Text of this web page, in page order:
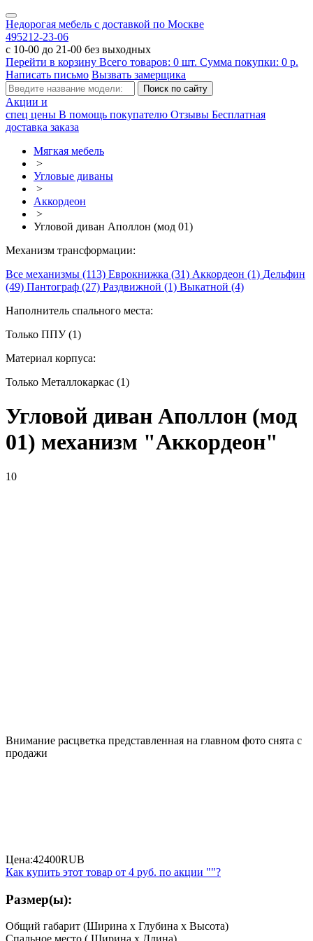
Недорогая мебель с доставкой по Москве
495212-23-06
с 10-00 до 21-00 без выходных
Перейти в корзину Всего товаров: 0 шт. Сумма покупки: 0 р.
Написать письмо Вызвать замерщика
Акции и
спец цены В помощь покупателю Отзывы Бесплатная
доставка заказа
Мягкая мебель
>
Угловые диваны
>
Аккордеон
>
Угловой диван Аполлон (мод 01)
Механизм трансформации:
Все механизмы (113) Еврокнижка (31) Аккордеон (1) Дельфин
(49) Пантограф (27) Раздвижной (1) Выкатной (4)
Наполнитель спального места:
Только ППУ (1)
Материал корпуса:
Только Металлокаркас (1)
Угловой диван Аполлон (мод
01) механизм "Аккордеон"
10
Внимание расцветка представленная на главном фото снята с
продажи
Цена:42400RUB
Как купить этот товар от 4 руб. по акции ""?
Размер(ы):
Общий габарит (Ширина x Глубина x Высота)